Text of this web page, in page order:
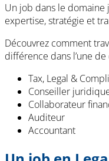
Un job dans le domaine
expertise, stratégie et
Découvrez comment
différence dans l’une
Tax, Legal &
Conseiller
Collaborateur
Auditeur
Accountant